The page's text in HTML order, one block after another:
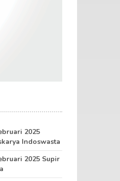
2025
Indoswasta
2025 Supir